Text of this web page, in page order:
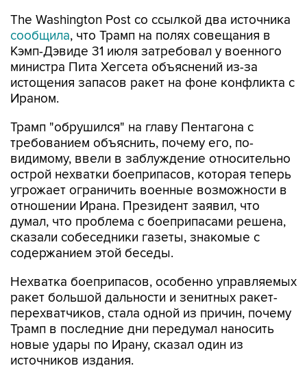
The Washington Post со ссылкой два источника
сообщила, что Трамп на полях совещания в
Кэмп-Дэвиде 31 июля затребовал у военного
министра Пита Хегсета объяснений из-за
истощения запасов ракет на фоне конфликта с
Ираном.
Трамп "обрушился" на главу Пентагона с
требованием объяснить, почему его, по-
видимому, ввели в заблуждение относительно
острой нехватки боеприпасов, которая теперь
угрожает ограничить военные возможности в
отношении Ирана. Президент заявил, что
думал, что проблема с боеприпасами решена,
сказали собеседники газеты, знакомые с
содержанием этой беседы.
Нехватка боеприпасов, особенно управляемых
ракет большой дальности и зенитных ракет-
перехватчиков, стала одной из причин, почему
Трамп в последние дни передумал наносить
новые удары по Ирану, сказал один из
источников издания.